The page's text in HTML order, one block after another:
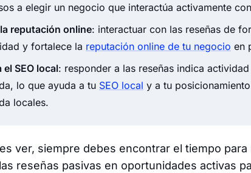
a elegir un negocio que interactúa activamente
reputación online: interactuar con las reseñas de
y fortalece la reputación online de tu negocio en
el SEO local: responder a las reseñas indica
lo que ayuda a tu SEO local y a tu
locales.
ver, siempre debes encontrar el tiempo
reseñas pasivas en oportunidades activas